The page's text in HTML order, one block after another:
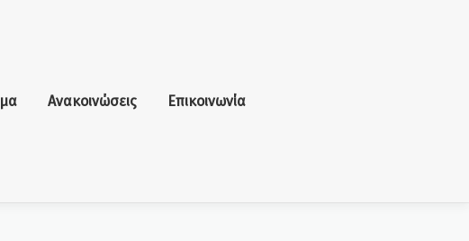
Ανακοινώσεις Επικοινωνία